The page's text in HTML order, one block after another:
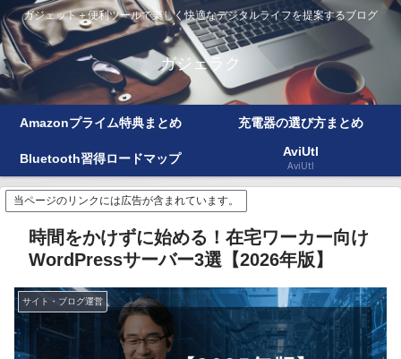
ガジェット＋便利ツールで楽しく快適なデジタルライフを提案するブログ
ガジェラク
Amazonプライム特典まとめ 充電器の選び方まとめ
Bluetooth習得ロードマップ AviUtl
AviUtl
当ページのリンクには広告が含まれています。
時間をかけずに始める！在宅ワーカー向け
WordPressサーバー3選【2026年版】
サイト・ブログ運営